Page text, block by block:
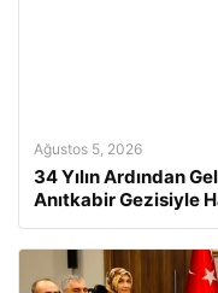
Ağustos 5, 2026
34 Yılın Ardından
Anıtkabir Gezisiyle